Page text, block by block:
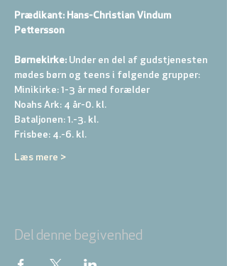
Prædikant: Hans-Christian Vindum
Pettersson
Børnekirke: Under en del af gudstjenesten
mødes børn og teens i følgende grupper:
Minikirke: 1-3 år med forælder
Noahs Ark: 4 år-0. kl.
Bataljonen: 1.-3. kl.
Frisbee: 4.-6. kl.
Læs mere >
Del denne begivenhed